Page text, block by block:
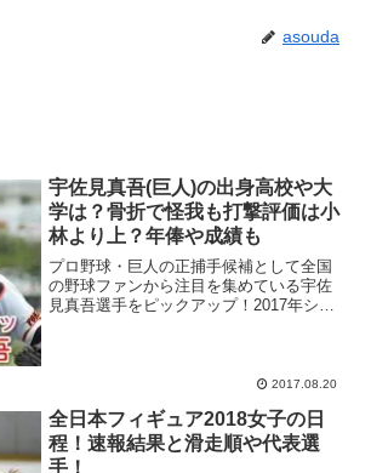
asouda
宇佐見真吾(巨人)の出身高校や大
学は？骨折で怪我も打撃評価は小
林より上？年俸や成績も
プロ野球・巨人の正捕手候補として全国
の野球ファンから注目を集めている宇佐
見真吾選手をピックアップ！2017年シー
2017.08.20
全日本フィギュア2018女子の日
程！速報結果と滑走順や代表選
手！